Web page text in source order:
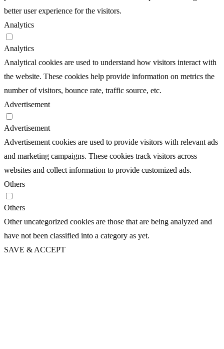
better user experience for the visitors.
Analytics
Analytics
Analytical cookies are used to understand how visitors interact with
the website. These cookies help provide information on metrics the
number of visitors, bounce rate, traffic source, etc.
Advertisement
Advertisement
Advertisement cookies are used to provide visitors with relevant ads
and marketing campaigns. These cookies track visitors across
websites and collect information to provide customized ads.
Others
Others
Other uncategorized cookies are those that are being analyzed and
have not been classified into a category as yet.
SAVE & ACCEPT